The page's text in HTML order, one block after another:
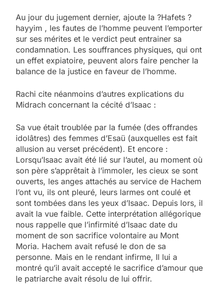
Au jour du jugement dernier, ajoute la ?Hafets ?
hayyim , les fautes de l’homme peuvent l’emporter
sur ses mérites et le verdict peut entrainer sa
condamnation. Les souffrances physiques, qui ont
un effet expiatoire, peuvent alors faire pencher la
balance de la justice en faveur de l’homme.
Rachi cite néanmoins d’autres explications du
Midrach concernant la cécité d’Isaac :
Sa vue était troublée par la fumée (des offrandes
idolâtres) des femmes d’Esaü (auxquelles est fait
allusion au verset précédent). Et encore :
Lorsqu’Isaac avait été lié sur l’autel, au moment où
son père s’apprêtait à l’immoler, les cieux se sont
ouverts, les anges attachés au service de Hachem
l’ont vu, ils ont pleuré, leurs larmes ont coulé et
sont tombées dans les yeux d’Isaac. Depuis lors, il
avait la vue faible. Cette interprétation allégorique
nous rappelle que l’infirmité d’Isaac date du
moment de son sacrifice volontaire au Mont
Moria. Hachem avait refusé le don de sa
personne. Mais en le rendant infirme, Il lui a
montré qu’il avait accepté le sacrifice d’amour que
le patriarche avait résolu de lui offrir.